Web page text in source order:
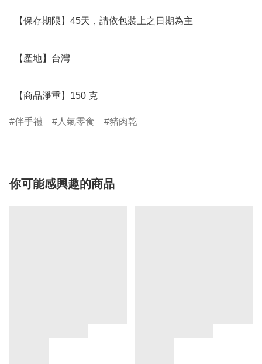
  【商品淨重】150 克
伴手禮 人氣零食 豬肉乾
你可能感興趣的商品